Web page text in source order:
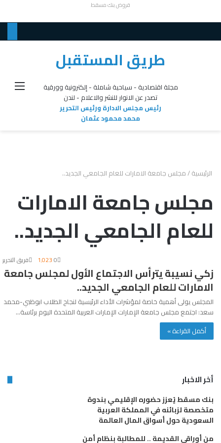
قروض بنك مسقط
طريق المستقبل
مجلة اقتصادية - سياحية شاملة - إلكترونية وورقية
تصدر عن الانوار للنشر والاعلام - لندن
رئيس مجلس الادارة ورئيس التحرير
محمد محمود عثمان
الرئيسية/مجلس جامعة الامارات للعام الجامعي الجديد..
مجلس جامعة الامارات
للعام الجامعي الجديد..
فريق التحرير 0
زكي نسيبة يترأس الاجتماع الأول لمجلس جامعة
الامارات للعام الجامعي الجديد..
المجلس يولى أهمية خاصة لمؤشرات الأداء الرئيسية لنجاح الطلاب ابوظبي-محمد
سعد: اجتمع مجلس جامعة الإمارات الإمارات العربية المتحدة اليوم برئاسة…
أكمل القراءة »
أخر الاخبار
بنك مسقط يُعزز حضوره الإقليمي بندوة
متخصصة لزبائنه في المملكة العربية
السعودية حول أسواق المال العالمة
من أوراقي القديمة .. للمطالبة بنظام أمن